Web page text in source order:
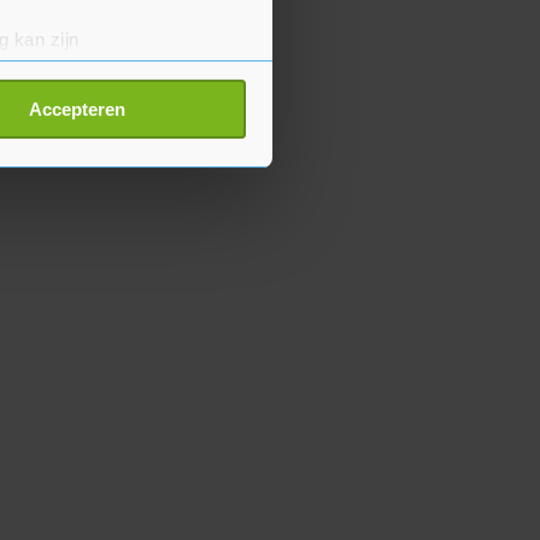
kan zijn
detailgedeelte
cookiepagina kun je
Accepteren